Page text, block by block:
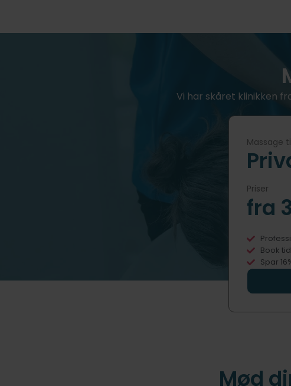
Vi har skåret klinikken
Massage
Priser
fra
Book
Spar
Mød